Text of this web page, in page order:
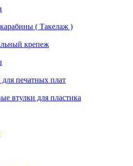
( Такелаж )
крепеж
печатных плат
втулки для пластика